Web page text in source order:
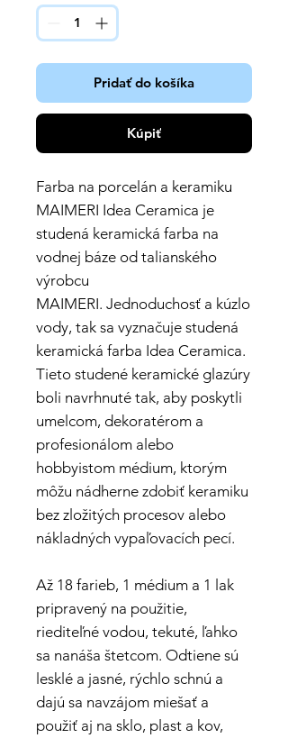
Pridať do košíka
Kúpiť
Farba na porcelán a keramiku
MAIMERI Idea Ceramica je
studená keramická farba na
vodnej báze od talianského
výrobcu
MAIMERI. Jednoduchosť a kúzlo
vody, tak sa vyznačuje studená
keramická farba Idea Ceramica.
Tieto studené keramické glazúry
boli navrhnuté tak, aby poskytli
umelcom, dekoratérom a
profesionálom alebo
hobbyistom médium, ktorým
môžu nádherne zdobiť keramiku
bez zložitých procesov alebo
nákladných vypaľovacích pecí.
Až 18 farieb, 1 médium a 1 lak
pripravený na použitie,
riediteľné vodou, tekuté, ľahko
sa nanáša štetcom. Odtiene sú
lesklé a jasné, rýchlo schnú a
dajú sa navzájom miešať a
použiť aj na sklo, plast a kov,